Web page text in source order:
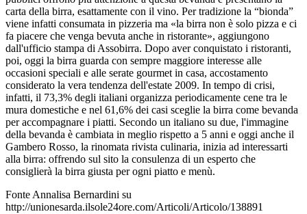
carta della birra, esattamente con il vino. Per tradizione la “bionda”
viene infatti consumata in pizzeria ma «la birra non è solo pizza e ci
fa piacere che venga bevuta anche in ristorante», aggiungono
dall'ufficio stampa di Assobirra. Dopo aver conquistato i ristoranti,
poi, oggi la birra guarda con sempre maggiore interesse alle
occasioni speciali e alle serate gourmet in casa, accostamento
considerato la vera tendenza dell'estate 2009. In tempo di crisi,
infatti, il 73,3% degli italiani organizza periodicamente cene tra le
mura domestiche e nel 61,6% dei casi sceglie la birra come bevanda
per accompagnare i piatti. Secondo un italiano su due, l'immagine
della bevanda è cambiata in meglio rispetto a 5 anni e oggi anche il
Gambero Rosso, la rinomata rivista culinaria, inizia ad interessarti
alla birra: offrendo sul sito la consulenza di un esperto che
consiglierà la birra giusta per ogni piatto e menù.
Fonte Annalisa Bernardini su
http://unionesarda.ilsole24ore.com/Articoli/Articolo/138891